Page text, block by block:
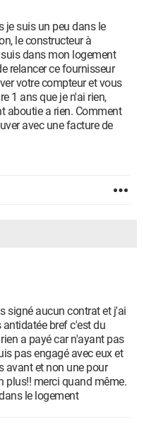
je suis un peu dans le
le constructeur à
dans mon logement
relancer ce fournisseur
votre compteur et vous
1 ans que je n'ai rien,
aboutie a rien. Comment
avec une facture de
signé aucun contrat et j'ai
bref c'est du
a payé car n'ayant pas
pas engagé avec eux et
avant et non une pour
plus!! merci quand même.
le logement